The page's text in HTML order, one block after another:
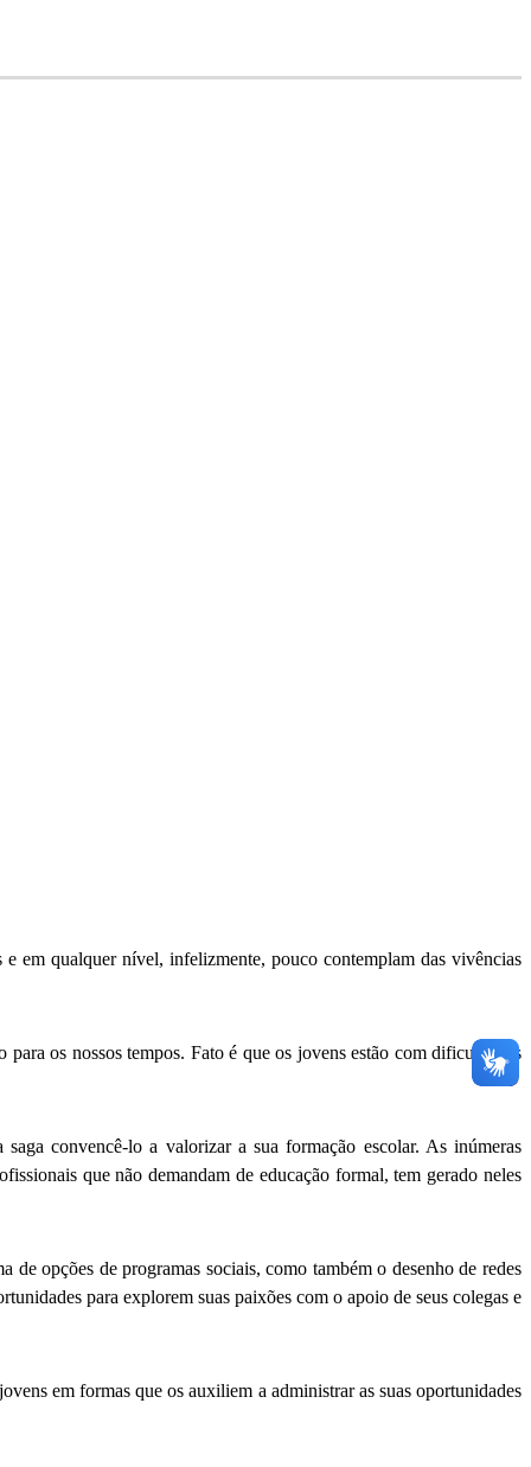
e em qualquer nível, infelizmente, pouco contemplam das vivências
os nossos tempos. Fato é que os jovens estão com dificuldades
convencê-lo a valorizar a sua formação escolar. As inúmeras
que não demandam de educação formal, tem gerado neles
de opções de programas sociais, como também o desenho de redes
para explorem suas paixões com o apoio de seus colegas e
em formas que os auxiliem a administrar as suas oportunidades